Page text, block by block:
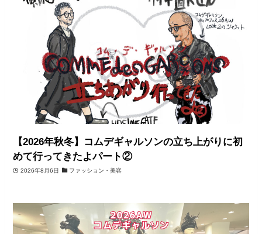
【2026年秋冬】コムデギャルソンの立ち上がりに初
めて行ってきたよパート②
2026年8月6日 ファッション・美容